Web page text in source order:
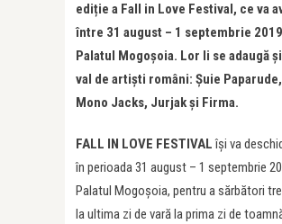
ediție a Fall in Love Festival, ce va
între 31 august – 1 septembrie
Palatul Mogoșoia. Lor li se adaugă
val de artiști români: Șuie
Mono Jacks, Jurjak și Firma.
FALL IN LOVE FESTIVALîși va
în perioada 31 august – 1 septembrie
Palatul Mogoșoia, pentru a sărbători
la ultima zi de vară la prima zi de